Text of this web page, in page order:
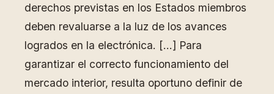
derechos previstas en los Estados miembros
deben revaluarse a la luz de los avances
logrados en la electrónica. […] Para
garantizar el correcto funcionamiento del
mercado interior, resulta oportuno definir de